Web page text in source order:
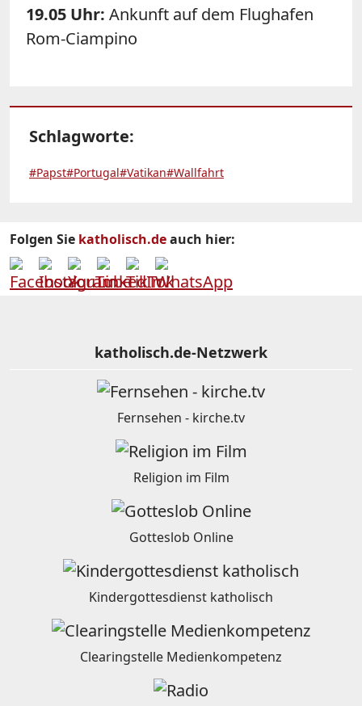
19.05 Uhr: Ankunft auf dem Flughafen
Rom-Ciampino
Schlagworte:
#Papst#Portugal#Vatikan#Wallfahrt
Folgen Sie katholisch.deauch hier:
katholisch.de-Netzwerk
Fernsehen - kirche.tv
Religion im Film
Gotteslob Online
Kindergottesdienst katholisch
Clearingstelle Medienkompetenz